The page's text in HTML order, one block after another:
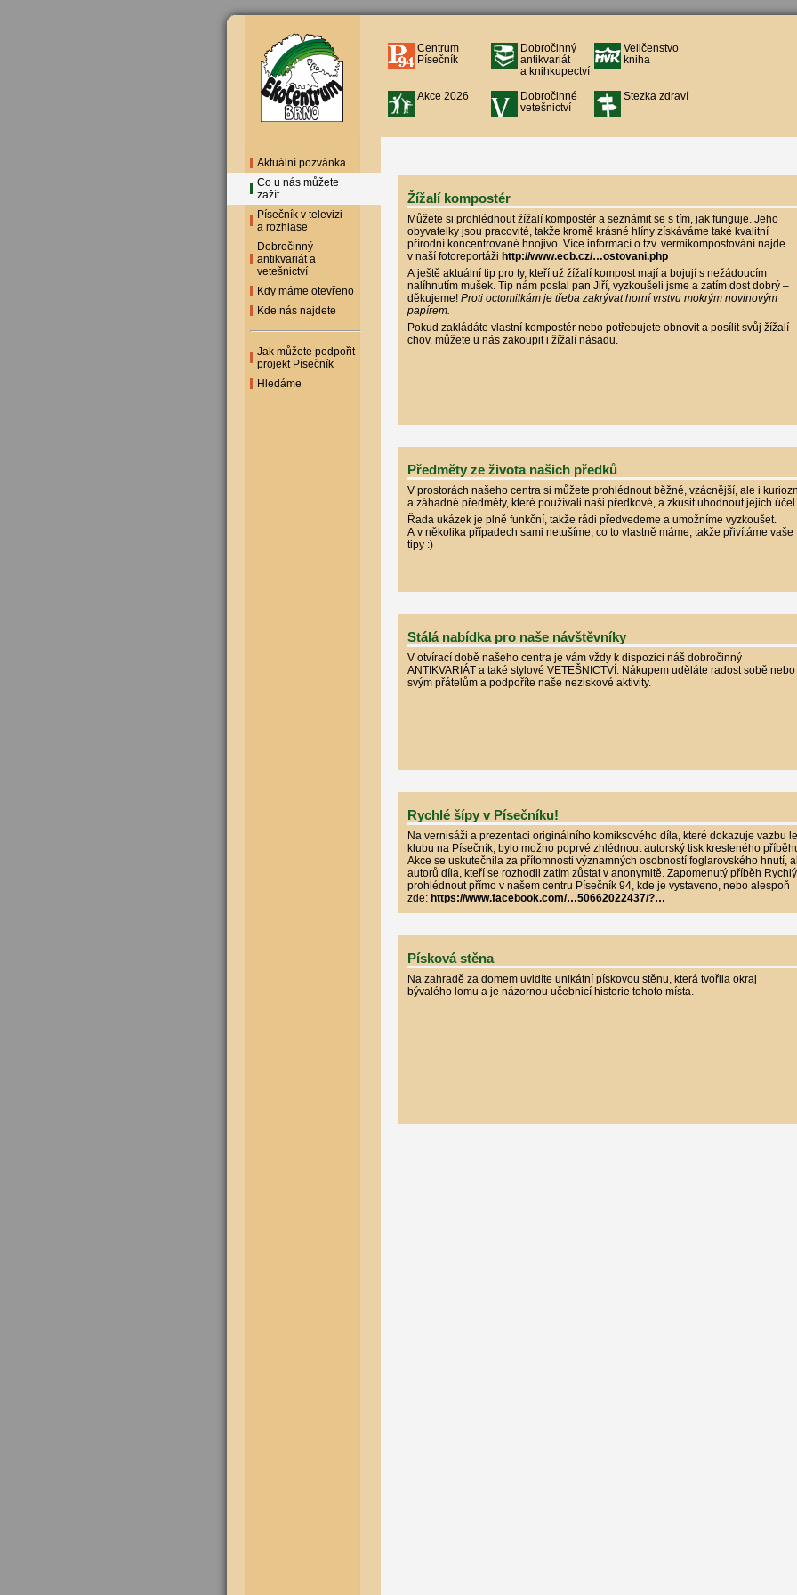
Centrum
Písečník
Dobročinný
antikvariát
a knihkupectví
Veličenstvo
kniha
Akce 2026
Dobročinné
vetešnictví
Stezka zdraví
Aktuální pozvánka
Co u nás můžete
zažít
Písečník v televizi
a rozhlase
Dobročinný
antikvariát a
vetešnictví
Kdy máme otevřeno
Kde nás najdete
Jak můžete podpořit
projekt Písečník
Hledáme
Žížalí kompostér
Můžete si prohlédnout žížalí kompostér a seznámit se s tím, jak funguje. Jeho
obyvatelky jsou pracovité, takže kromě krásné hlíny získáváme také kvalitní
přírodní koncentrované hnojivo. Více informací o tzv. vermikompostování najde
v naší fotoreportáži http://www.ecb.cz/…ostovani.php
A ještě aktuální tip pro ty, kteří už žížalí kompost mají a bojují s nežádoucím
nalíhnutím mušek. Tip nám poslal pan Jiří, vyzkoušeli jsme a zatím dost dobrý –
děkujeme! Proti octomilkám je třeba zakrývat horní vrstvu mokrým novinovým
papírem.
Pokud zakládáte vlastní kompostér nebo potřebujete obnovit a posílit svůj žížalí
chov, můžete u nás zakoupit i žížalí násadu.
Předměty ze života našich předků
V prostorách našeho centra si můžete prohlédnout běžné, vzácnější, ale i
a záhadné předměty, které používali naši předkové, a zkusit uhodnout jejich účel.
Řada ukázek je plně funkční, takže rádi předvedeme a umožníme vyzkoušet.
A v několika případech sami netušíme, co to vlastně máme, takže přivítáme vaše
tipy :)
Stálá nabídka pro naše návštěvníky
V otvírací době našeho centra je vám vždy k dispozici náš dobročinný
ANTIKVARIÁT a také stylové VETEŠNICTVÍ. Nákupem uděláte radost sobě nebo
svým přátelům a podpoříte naše neziskové aktivity.
Rychlé šípy v Písečníku!
Na vernisáži a prezentaci originálního komiksového díla, které dokazuje vazbu
klubu na Písečník, bylo možno poprvé zhlédnout autorský tisk kresleného
Akce se uskutečnila za přítomnosti významných osobností foglarovského hnutí,
autorů díla, kteří se rozhodli zatím zůstat v anonymitě. Zapomenutý příběh
prohlédnout přímo v našem centru Písečník 94, kde je vystaveno, nebo alespoň
zde: https://www.facebook.com/…50662022437/?…
Písková stěna
Na zahradě za domem uvidíte unikátní pískovou stěnu, která tvořila okraj
bývalého lomu a je názornou učebnicí historie tohoto místa.